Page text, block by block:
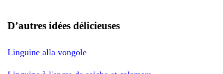
D’autres idées délicieuses
Linguine alla vongole